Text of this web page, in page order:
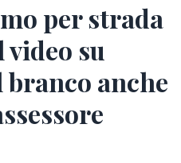
per strada
su
anche